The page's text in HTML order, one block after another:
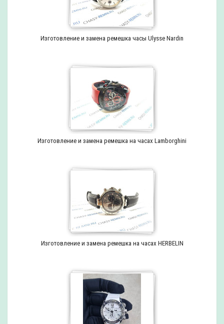
Изготовление и замена ремешка часы Ulysse Nardin
Изготовление и замена ремешка на часах Lamborghini
Изготовление и замена ремешка на часах HERBELIN